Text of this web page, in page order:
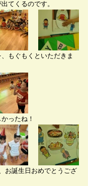
てくるのです。
もぐもくといただきま
ったね！
お誕生日おめでとうござ